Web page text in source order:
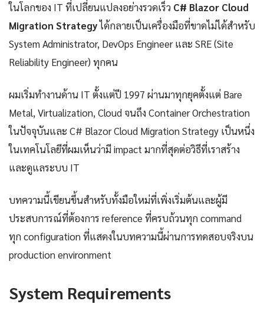
ในโลกของ IT ที่เปลี่ยนแปลงอย่างรวดเร็ว C# Blazor Cloud
Migration Strategyได้กลายเป็นเครื่องมือที่ขาดไม่ได้สำหรับ
System Administrator, DevOps Engineer และ SRE (Site
Reliability Engineer) ทุกคน
ผมเริ่มทำงานด้าน IT ตั้งแต่ปี 1997 ผ่านมาทุกยุคตั้งแต่ Bare
Metal, Virtualization, Cloud จนถึง Container Orchestration
ในปัจจุบันและ C# Blazor Cloud Migration Strategy เป็นหนึ่ง
ในเทคโนโลยีที่ผมเห็นว่ามี impact มากที่สุดต่อวิธีที่เราสร้าง
และดูแลระบบ IT
บทความนี้เขียนขึ้นสำหรับทั้งมือใหม่ที่เพิ่งเริ่มต้นและผู้มี
ประสบการณ์ที่ต้องการ reference ที่ครบถ้วนทุก command
ทุก configuration ที่แสดงในบทความนี้ผ่านการทดสอบจริงบน
production environment
System Requirements